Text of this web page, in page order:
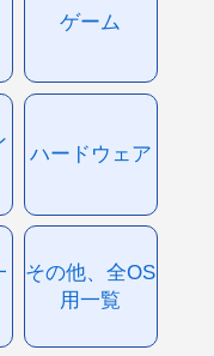
ゲーム
ハードウェア
その他、全OS
用一覧